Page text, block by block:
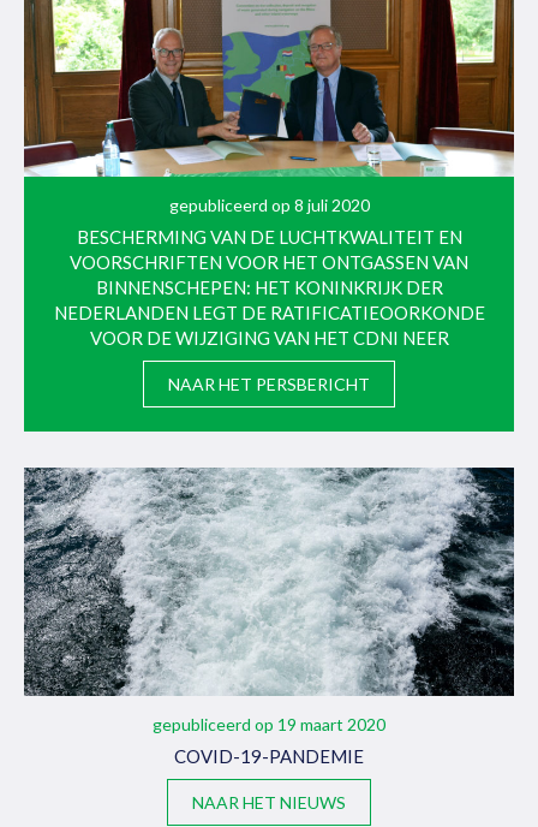
gepubliceerd op 8 juli 2020
BESCHERMING VAN DE LUCHTKWALITEIT EN
VOORSCHRIFTEN VOOR HET ONTGASSEN VAN
BINNENSCHEPEN: HET KONINKRIJK DER
NEDERLANDEN LEGT DE RATIFICATIEOORKONDE
VOOR DE WIJZIGING VAN HET CDNI NEER
NAAR HET PERSBERICHT
gepubliceerd op 19 maart 2020
COVID-19-PANDEMIE
NAAR HET NIEUWS